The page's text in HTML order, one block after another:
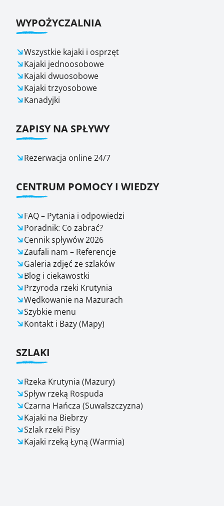
WYPOŻYCZALNIA
Wszystkie kajaki i osprzęt
Kajaki jednoosobowe
Kajaki dwuosobowe
Kajaki trzyosobowe
Kanadyjki
ZAPISY NA SPŁYWY
Rezerwacja online 24/7
CENTRUM POMOCY I WIEDZY
FAQ – Pytania i odpowiedzi
Poradnik: Co zabrać?
Cennik spływów 2026
Zaufali nam – Referencje
Galeria zdjęć ze szlaków
Blog i ciekawostki
Przyroda rzeki Krutynia
Wędkowanie na Mazurach
Szybkie menu
Kontakt i Bazy (Mapy)
SZLAKI
Rzeka Krutynia (Mazury)
Spływ rzeką Rospuda
Czarna Hańcza (Suwalszczyzna)
Kajaki na Biebrzy
Szlak rzeki Pisy
Kajaki rzeką Łyną (Warmia)